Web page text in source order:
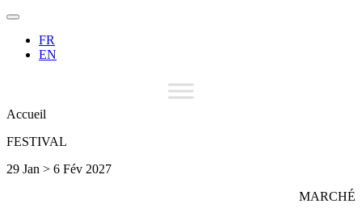
FR
EN
Accueil
FESTIVAL
29 Jan > 6 Fév 2027
MARCHÉ